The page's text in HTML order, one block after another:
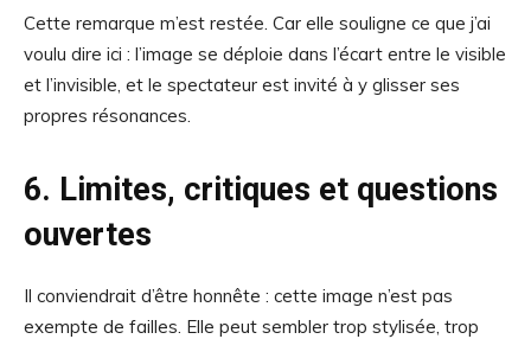
Cette remarque m’est restée. Car elle souligne ce que j’ai
voulu dire ici : l’image se déploie dans l’écart entre le visible
et l’invisible, et le spectateur est invité à y glisser ses
propres résonances.
6. Limites, critiques et questions
ouvertes
Il conviendrait d’être honnête : cette image n’est pas
exempte de failles. Elle peut sembler trop stylisée, trop